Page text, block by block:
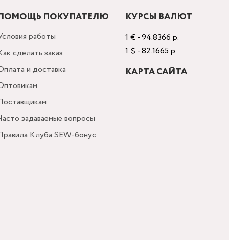
ПОКУПАТЕЛЮ
работы
сделать заказ
и доставка
задаваемые вопросы
Клуба SEW-бонус
КУРСЫ ВАЛЮТ
1 € - 94.8366 р.
1 $ - 82.1665 р.
КАРТА САЙТА